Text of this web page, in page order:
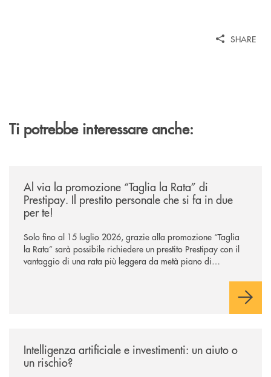
SHARE
Ti potrebbe interessare anche:
Al via la promozione “Taglia la Rata” di
Prestipay. Il prestito personale che si fa in due
per te!
Solo fino al 15 luglio 2026, grazie alla promozione “Taglia
la Rata” sarà possibile richiedere un prestito Prestipay con il
vantaggio di una rata più leggera da metà piano di
Intelligenza artificiale e investimenti: un aiuto o
un rischio?